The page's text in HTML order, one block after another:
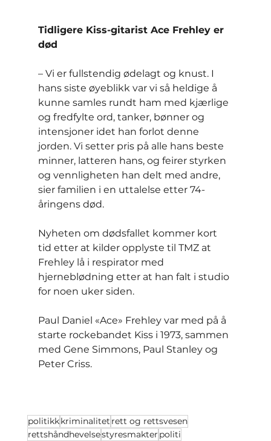
Tidligere Kiss-gitarist Ace Frehley er
død
– Vi er fullstendig ødelagt og knust. I
hans siste øyeblikk var vi så heldige å
kunne samles rundt ham med kjærlige
og fredfylte ord, tanker, bønner og
intensjoner idet han forlot denne
jorden. Vi setter pris på alle hans beste
minner, latteren hans, og feirer styrken
og vennligheten han delt med andre,
sier familien i en uttalelse etter 74-
åringens død.
Nyheten om dødsfallet kommer kort
tid etter at kilder opplyste til TMZ at
Frehley lå i respirator med
hjerneblødning etter at han falt i studio
for noen uker siden.
Paul Daniel «Ace» Frehley var med på å
starte rockebandet Kiss i 1973, sammen
med Gene Simmons, Paul Stanley og
Peter Criss.
politikkkriminalitet rett og rettsvesen
rettshåndhevelsestyresmakter politi